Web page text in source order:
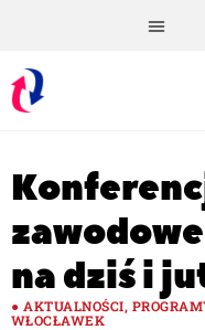
na dziś i
AKTUALNOŚCI,
WŁOCŁAWEK